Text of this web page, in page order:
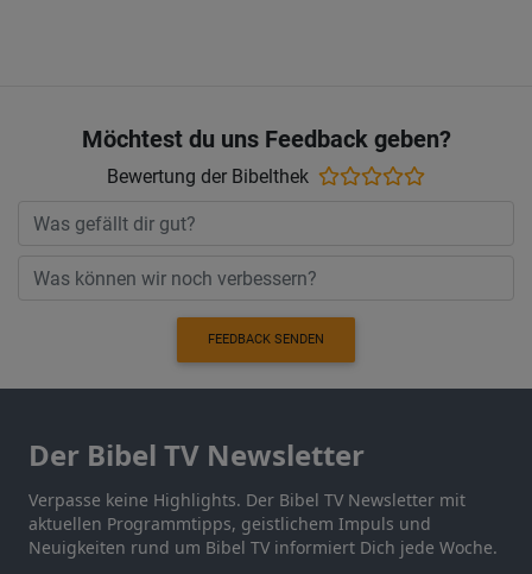
Möchtest du uns Feedback geben?
Bewertung der Bibelthek
FEEDBACK SENDEN
Der Bibel TV Newsletter
Verpasse keine Highlights. Der Bibel TV Newsletter mit
aktuellen Programmtipps, geistlichem Impuls und
Neuigkeiten rund um Bibel TV informiert Dich jede Woche.